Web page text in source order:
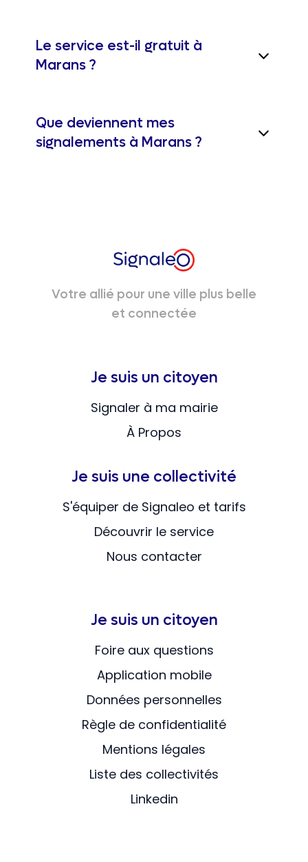
Le service est-il gratuit à
Marans ?
Que deviennent mes
signalements à Marans ?
Votre allié pour une ville plus belle
et connectée
Je suis un citoyen
Signaler à ma mairie
À Propos
Je suis une collectivité
S'équiper de Signaleo et tarifs
Découvrir le service
Nous contacter
Je suis un citoyen
Foire aux questions
Application mobile
Données personnelles
Règle de confidentialité
Mentions légales
Liste des collectivités
Linkedin